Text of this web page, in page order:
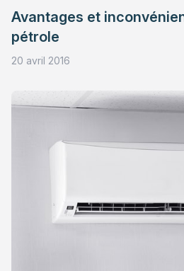
Avantages et
pétrole
20 avril 2016